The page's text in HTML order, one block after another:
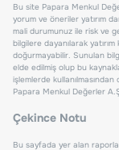
Bu site Papara Menkul
yorum ve öneriler yatırım
mali durumunuz ile risk ve
bilgilere dayanılarak
doğurmayabilir. Sunulan
elde edilmiş olup bu
işlemlerde
Papara Menkul Değerler
Çekince Notu
Bu sayfada yer alan